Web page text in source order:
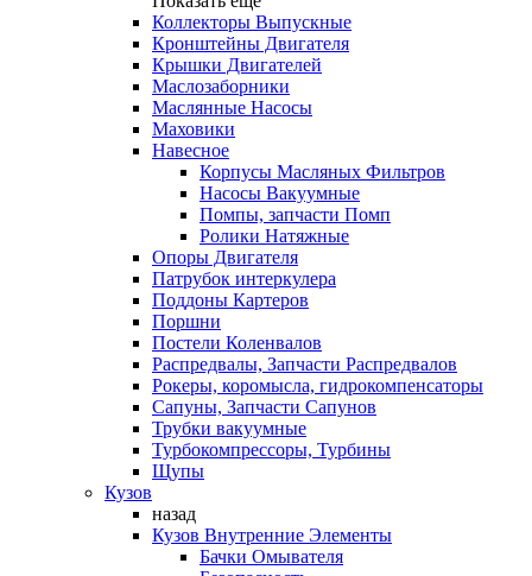
Коллекторы Выпускные
Кронштейны Двигателя
Крышки Двигателей
Маслозаборники
Маслянные Насосы
Маховики
Навесное
Корпусы Масляных Фильтров
Насосы Вакуумные
Помпы, запчасти Помп
Ролики Натяжные
Опоры Двигателя
Патрубок интеркулера
Поддоны Картеров
Поршни
Постели Коленвалов
Распредвалы, Запчасти Распредвалов
Рокеры, коромысла, гидрокомпенсаторы
Сапуны, Запчасти Сапунов
Трубки вакуумные
Турбокомпрессоры, Турбины
Щупы
Кузов
назад
Кузов Внутренние Элементы
Бачки Омывателя